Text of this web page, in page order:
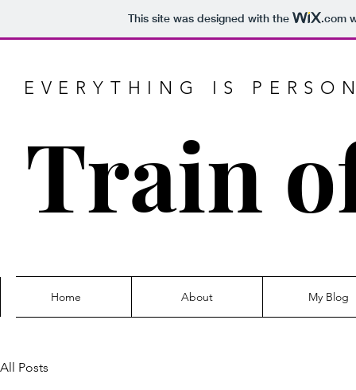
This site was designed with the .com
EVERYTHING IS
Train
Home About My Blog
All Posts